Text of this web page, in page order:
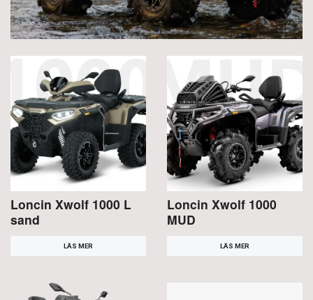
Loncin Xwolf 1000 L
sand
LÄS MER
Loncin Xwolf 1000
MUD
LÄS MER